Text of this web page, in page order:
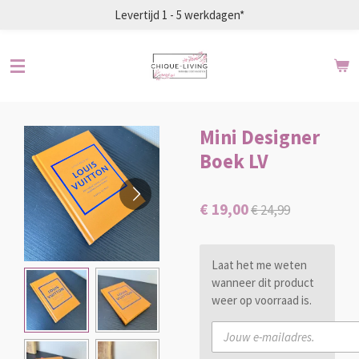
de
Levertijd 1 - 5 werkdagen*
Mini Designer
Boek LV
€ 19,00€ 24,99
Laat het me weten
wanneer dit product
weer op voorraad is.